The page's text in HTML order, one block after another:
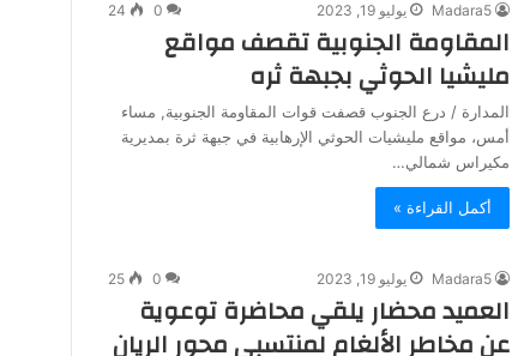
Madara5 يوليو 19, 2023 0
24
المقاومة الجنوبية تقصف مواقع
مليشيا الحوثي بجبهة ثره
المدارة / درع الجنوب قصفت قوات المقاومة الجنوبية, مساء
أمس، مواقع مليشيات الحوثي الإرهابية في جبهة ثرة بمديرية
مكيراس شمالي…
أكمل القراءة »
Madara5 يوليو 19, 2023 0
25
العميد محضار يلقي محاضرة توعوية
عن مخاطر الألغام لمنتسبي محور الريان